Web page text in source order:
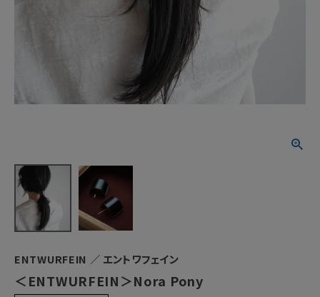
ENTWURFEIN ／ エントワフェイン
＜ENTWURFEIN＞Nora Pony